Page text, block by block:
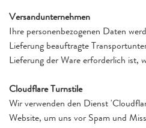
Versandunternehmen
Ihre personenbezogenen Daten
Lieferung beauftragte
Lieferung der Ware erforderlich ist,
Cloudflare Turnstile
Wir verwenden den Dienst
Website, um uns vor Spam und